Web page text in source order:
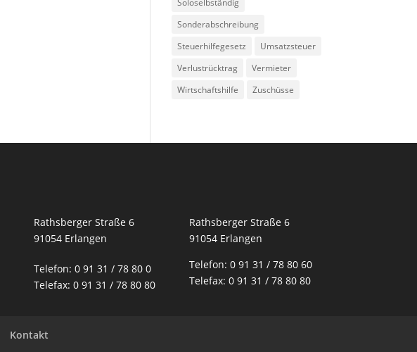
Sonderabschreibung
Steuerhilfegesetz
Umsatzsteuer
Verlustrücktrag
Vermieter
Wirtschaftshilfe
Zuschüsse
Rathsberger Straße 6
91054 Erlangen
Telefon: 0 91 31 / 78 80 0
Telefax: 0 91 31 / 78 80 80
Rathsberger Straße 6
91054 Erlangen
Telefon: 0 91 31 / 78 80 60
Telefax: 0 91 31 / 78 80 80
Kontakt